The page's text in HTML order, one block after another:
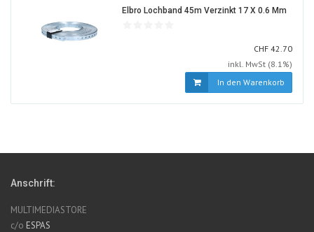
Elbro Lochband 45m Verzinkt 17 X 0.6 Mm
CHF CHF
42.70
inkl. MwSt (8.1%)
In den Warenkorb
Anschrift:
MULTIMEDIASTORE
c/o ESPAS